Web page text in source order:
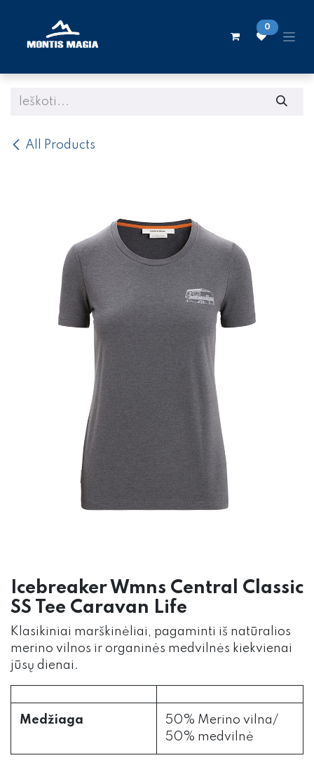
0
All Products
Icebreaker Wmns Central Classic
SS Tee Caravan Life
Klasikiniai marškinėliai, pagaminti iš natūralios
merino vilnos ir organinės medvilnės kiekvienai
jūsų dienai.
Medžiaga
50% Merino vilna/
50% medvilnė